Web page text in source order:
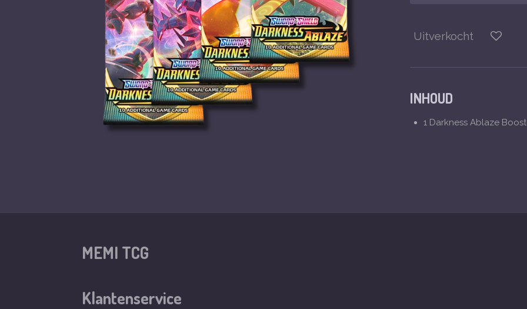
Uitverkocht
INHOUD
1 Darkness Ablaze
MEMI TCG
Klantenservice